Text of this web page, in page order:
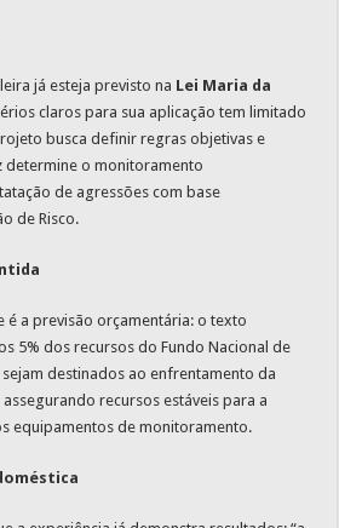
já esteja previsto na Lei Maria da
claros para sua aplicação tem limitado
busca definir regras objetivas e
determine o monitoramento
de agressões com base
de Risco.
a previsão orçamentária: o texto
5% dos recursos do Fundo Nacional de
sejam destinados ao enfrentamento da
recursos estáveis para a
equipamentos de monitoramento.